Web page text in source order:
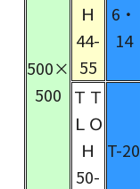
500×
500
Ｈ
44-
55
6・
14
ＴＴ
ＬＯ
Ｈ
50-
T-20